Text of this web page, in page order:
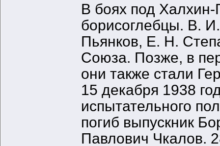
В боях под
борисоглебцы. В.
Пьянков, Е. Н.
Союза. Позже, в
они также стали
15 декабря 1938
испытательного
погиб выпускник
Павлович Чкалов.